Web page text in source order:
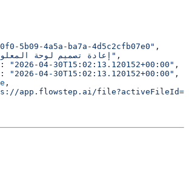
5b09-4a5a-ba7a-4d5c2cfb07e0" ,
"إعادة تصميم لوحة المعلومات" ,
: "2026-04-30T15:02:13.120152+00:00" ,
: "2026-04-30T15:02:13.120152+00:00" ,
,
app.flowstep.ai/